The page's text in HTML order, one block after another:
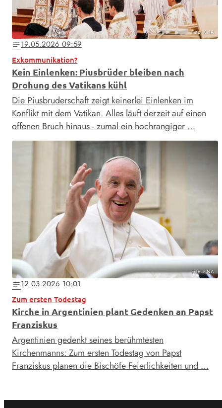
Foto: KNA
notes19.05.2026 09:59
Exkommunikation?
Kein Einlenken: Piusbrüder bleiben nach
Drohung des Vatikans kühl
Die Piusbruderschaft zeigt keinerlei Einlenken im
Konflikt mit dem Vatikan. Alles läuft derzeit auf einen
offenen Bruch hinaus - zumal ein hochrangiger …
Foto: KNA
notes12.03.2026 10:01
Zum ersten Todestag
Kirche in Argentinien plant Gedenken an Papst
Franziskus
Argentinien gedenkt seines berühmtesten
Kirchenmanns: Zum ersten Todestag von Papst
Franziskus planen die Bischöfe Feierlichkeiten und …